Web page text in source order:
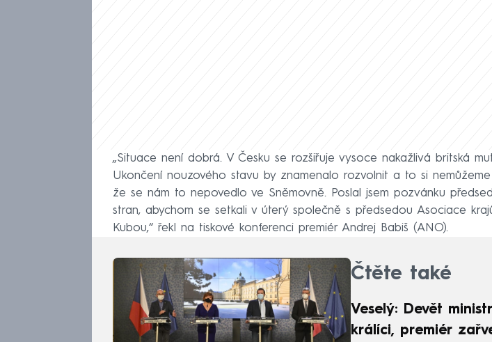
„Situace není dobrá. V Česku se rozšiřuje vysoce nakažlivá britská
Ukončení nouzového stavu by znamenalo rozvolnit a to si
že se nám to nepovedlo ve Sněmovně. Poslal jsem pozvánku
stran, abychom se setkali v úterý společně s předsedou Asociace
Kubou,“ řekl na tiskové konferenci premiér Andrej Babiš (ANO).
Čtěte také
Veselý: Devět
králíci, premiér